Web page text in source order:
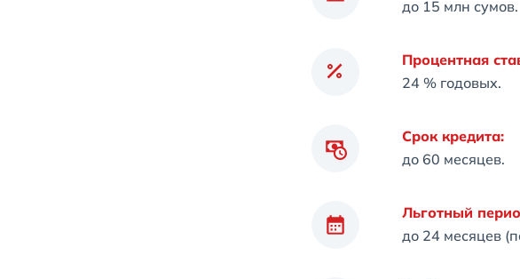
до 15 млн сумов.
Процентная
24 % годовых.
Срок кредита:
до 60 месяцев.
Льготный
до 24 месяцев